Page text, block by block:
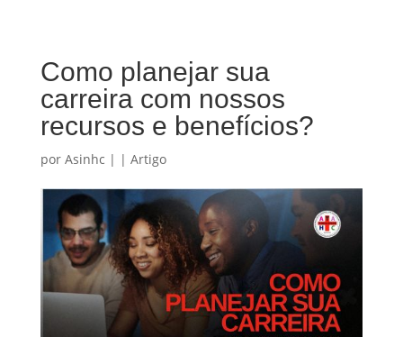
Como planejar sua
carreira com nossos
recursos e benefícios?
por Asinhc | | Artigo